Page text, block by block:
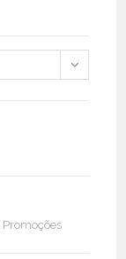
Promoções